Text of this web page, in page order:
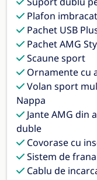
Plafon
Pachet USB
Pachet AMG
Scaune sport
Ornamente cu
Volan sport
Nappa
Jante AMG din
duble
Covorase cu
Sistem de
Cablu de